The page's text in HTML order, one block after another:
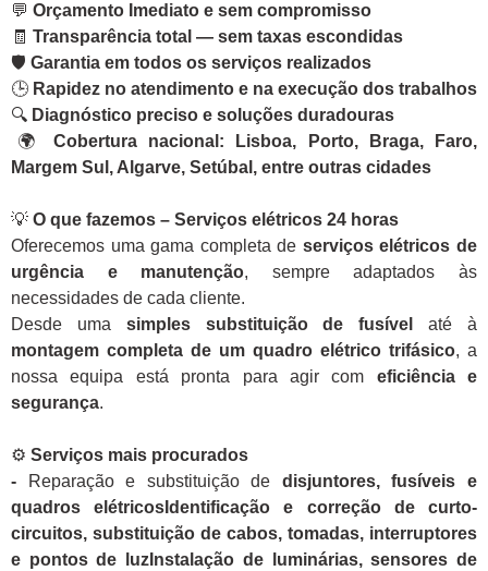
💬 Orçamento Imediato e sem compromisso
🧾 Transparência total — sem taxas escondidas
🛡️ Garantia em todos os serviços realizados
🕒 Rapidez no atendimento e na execução dos trabalhos
🔍 Diagnóstico preciso e soluções duradouras
🌍 Cobertura nacional: Lisboa, Porto, Braga, Faro,
Margem Sul, Algarve, Setúbal, entre outras cidades
💡 O que fazemos – Serviços elétricos 24 horas
Oferecemos uma gama completa de serviços elétricos de
urgência e manutenção, sempre adaptados às
necessidades de cada cliente.
Desde uma simples substituição de fusível
até à
montagem completa de um quadro elétrico trifásico, a
nossa equipa está pronta para agir com eficiência e
segurança.
⚙️ Serviços mais procurados
-
Reparação e substituição de disjuntores, fusíveis e
quadros elétricosIdentificação e correção de curto-
circuitos, substituição de cabos, tomadas, interruptores
e pontos de luzInstalação de luminárias, sensores de